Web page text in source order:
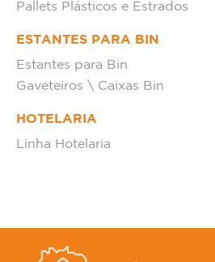
Pallets Plásticos e Estrados
ESTANTES PARA BIN
Estantes para Bin
Gaveteiros \ Caixas Bin
HOTELARIA
Linha Hotelaria